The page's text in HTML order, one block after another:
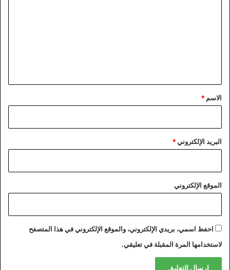
*
الاسم *
البريد الإلكتروني*
الموقع الإلكتروني
احفظ اسمي، بريدي الإلكتروني، والموقع الإلكتروني في هذا المتصفح
لاستخدامها المرة المقبلة في تعليقي.